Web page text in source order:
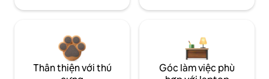
Thân thiện với thú
Góc làm việc phù